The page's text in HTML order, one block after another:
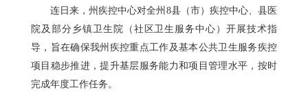
连日来，州疾控中心对全州8县（市）疾控中心、县医
院及部分乡镇卫生院（社区卫生服务中心）开展技术指
导，旨在确保我州疾控重点工作及基本公共卫生服务疾控
项目稳步推进，提升基层服务能力和项目管理水平，按时
完成年度工作任务。